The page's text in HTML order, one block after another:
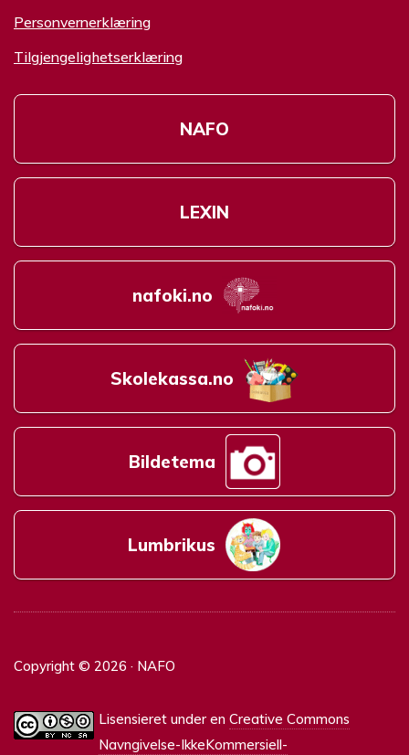
Personvernerklæring
Tilgjengelighetserklæring
NAFO
LEXIN
nafoki.no
Skolekassa.no
Bildetema
Lumbrikus
Copyright © 2026 · NAFO
Lisensieret under en Creative Commons
Navngivelse-IkkeKommersiell-